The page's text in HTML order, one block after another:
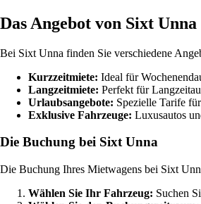
Das Angebot von Sixt Unna
Bei Sixt Unna finden Sie verschiedene
Kurzzeitmiete: Ideal für
Langzeitmiete: Perfekt für
Urlaubsangebote: Spezielle Tarife
Exklusive Fahrzeuge: Luxusautos
Die Buchung bei Sixt Unna
Die Buchung Ihres Mietwagens bei Sixt
Wählen Sie Ihr Fahrzeug: Suchen